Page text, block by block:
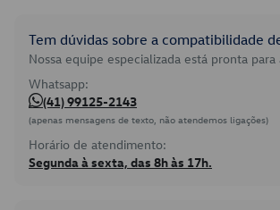
Tem dúvidas sobre a compatibilidade
Nossa equipe especializada está pronta para
Whatsapp:
(41) 99125-2143
(apenas mensagens de texto, não atendemos ligações)
Horário de atendimento:
Segunda à sexta, das 8h às 17h.